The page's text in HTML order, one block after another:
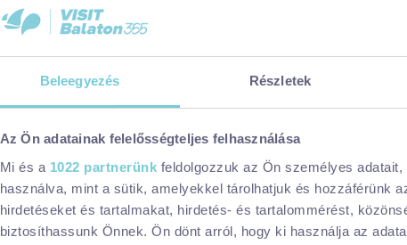
Beleegyezés Részletek
Az Ön adatainak felelősségteljes felhasználása
Mi és a 1022 partnerünk feldolgozzuk az Ön személyes
használva, mint a sütik, amelyekkel tárolhatjuk és hozzáférünk
hirdetéseket és tartalmakat, hirdetés- és tartalommérést,
biztosíthassunk Önnek. Ön dönt arról, hogy ki használja az